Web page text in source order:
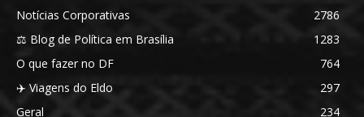
Notícias Corporativas
2786
⚖️ Blog de Política em Brasília
1283
O que fazer no DF
764
✈️ Viagens do Eldo
297
Geral
234